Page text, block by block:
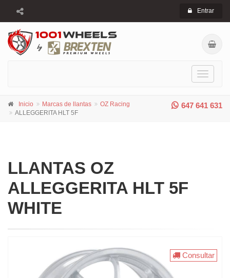
Entrar
Toggle
647 641 631
Inicio Marcas de llantas
OZ Racing
ALLEGGERITA HLT 5F
LLANTAS OZ
ALLEGGERITA HLT 5F
WHITE
Consultar